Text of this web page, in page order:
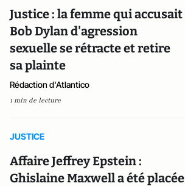
Justice : la femme qui accusait
Bob Dylan d'agression
sexuelle se rétracte et retire
sa plainte
Rédaction d'Atlantico
1 min de lecture
JUSTICE
Affaire Jeffrey Epstein :
Ghislaine Maxwell a été placée